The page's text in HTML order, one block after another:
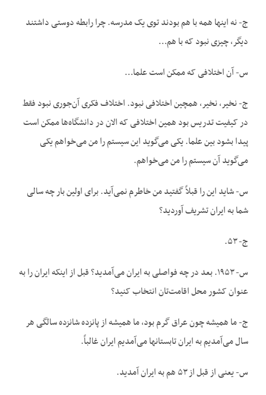
ج- نه اینها همه با هم بودند توی یک مدرسه. چرا رابطه‌ دوستی داشتند
دیگر، چیزی نبود که با هم…
س- آن اختلافی که ممکن است علما…
ج- نخیر، نخیر، همچین اختلافی نبود. اختلاف فکری آن‌جوری نبود فقط
در کیفیت تدریس بود همین اختلافی که الان در دانشگاه‌ها ممکن است
پیدا بشود بین علما. یکی می‌گوید این سیستم را من می‌خواهم یکی
می‌گوید آن سیستم را من می‌خواهم.
س- شاید این را قبلاً گفتید من خاطرم نمی‌آید. برای اولین بار چه سالی
شما به ایران تشریف آوردید؟
ج- ۵۳.
س- ۱۹۵۳. بعد در چه فواصلی به ایران می‌آمدید؟ قبل از اینکه ایران را به
عنوان کشور محل اقامت‌تان انتخاب کنید؟
ج- ما همیشه چون عراق گرم بود، ما همیشه از پانزده شانزده سالگی هر
سال می‌آمدیم به ایران تابستانها می‌آمدیم ایران غالباً.
س- یعنی از قبل از ۵۳ هم به ایران آمدید.